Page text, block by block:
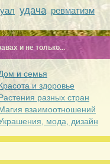
удача ревматизм
и не только...
и семья
и здоровье
разных стран
взаимоотношений
мода, дизайн